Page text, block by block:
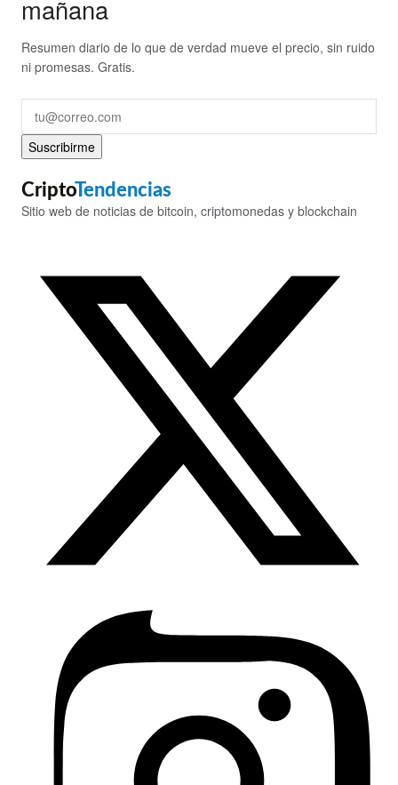
mañana
Resumen diario de lo que de verdad mueve el precio, sin ruido
ni promesas. Gratis.
Suscribirme
CriptoTendencias
Sitio web de noticias de bitcoin, criptomonedas y blockchain